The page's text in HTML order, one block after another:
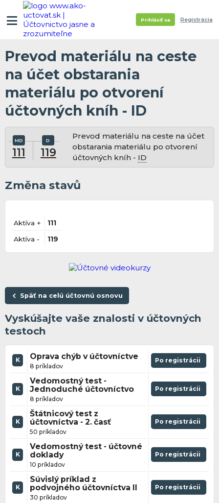
Prihlásiť sa Registrácia
Prevod materiálu na ceste
na účet obstarania
materiálu po otvorení
účtovných kníh - ID
111 119
Prevod materiálu na ceste na účet
obstarania materiálu po otvorení
účtovných kníh - ID
Změna stavů
Aktíva + 111
Aktíva - 119
Späť na celú účtovnú osnovu
Vyskúšajte vaše znalosti v účtovných
testoch
K Oprava chýb v účtovníctve
8 príkladov
Po registrácii
K
Vedomostný test -
Jednoduché účtovníctvo
8 príkladov
Po registrácii
K
Štátnicový test z
účtovníctva - 2. časť
50 príkladov
Po registrácii
K
Vedomostný test - účtovné
doklady
10 príkladov
Po registrácii
K
Súvislý príklad z
podvojného účtovníctva II
30 príkladov
Po registrácii